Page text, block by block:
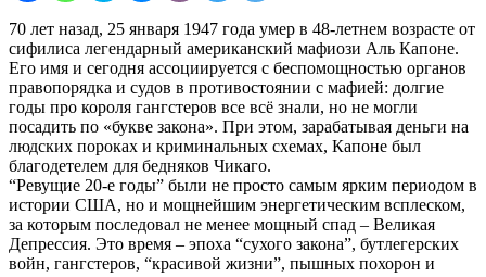
70 лет назад, 25 января 1947 года умер в 48-летнем возрасте от
сифилиса легендарный американский мафиози Аль Капоне.
Его имя и сегодня ассоциируется с беспомощностью органов
правопорядка и судов в противостоянии с мафией: долгие
годы про короля гангстеров все всё знали, но не могли
посадить по «букве закона». При этом, зарабатывая деньги на
людских пороках и криминальных схемах, Капоне был
благодетелем для бедняков Чикаго.
“Ревущие 20-е годы” были не просто самым ярким периодом в
истории США, но и мощнейшим энергетическим всплеском,
за которым последовал не менее мощный спад – Великая
Депрессия. Это время – эпоха “сухого закона”, бутлегерских
войн, гангстеров, “красивой жизни”, пышных похорон и